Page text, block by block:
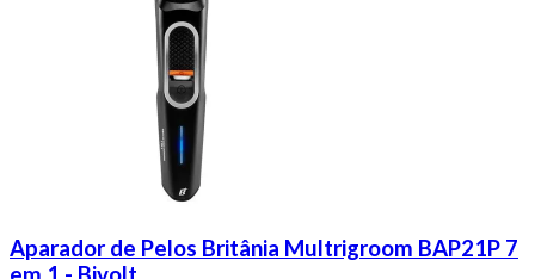
Aparador de Pelos Britânia Multrigroom BAP21P 7